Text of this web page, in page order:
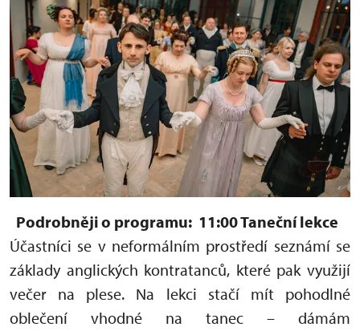
Podrobněji o programu: 11:00 Taneční lekce
Účastníci se v neformálním prostředí seznámí se
základy anglických kontratanců, které pak využijí
večer na plese. Na lekci stačí mít pohodlné
oblečení vhodné na tanec – dámám